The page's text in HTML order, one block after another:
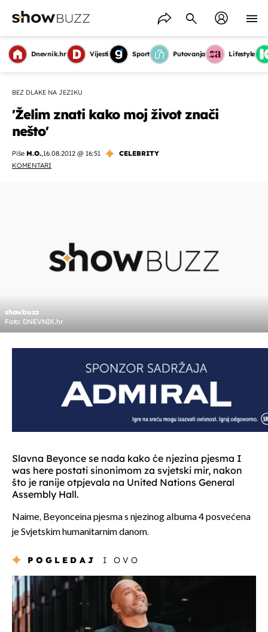
Dnevnik.hr Vijesti Sport Putovanja Lifestyle
BEZ DLAKE NA JEZIKU
'Želim znati kako moj život znači
nešto'
Piše M.O.,16.08.2012 @ 16:51
CELEBRITY
KOMENTARI
showbuzz
Foto: DNEVNIK.hr
Slavna Beyonce se nada kako će njezina pjesma I
was here postati sinonimom za svjetski mir, nakon
što je ranije otpjevala na United Nations General
Assembly Hall.
Naime, Beyonceina pjesma s njezinog albuma 4 posvećena
je Svjetskim humanitarnim danom.
POGLEDAJ I OVO